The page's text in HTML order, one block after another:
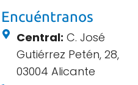
Encuéntranos
Central: C. José
Gutiérrez Petén, 28,
03004 Alicante